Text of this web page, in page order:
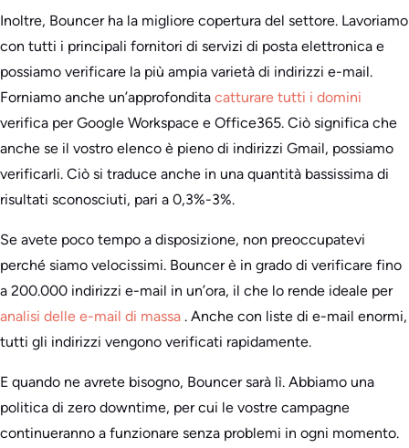
Inoltre, Bouncer ha la migliore copertura del settore. Lavoriamo
con tutti i principali fornitori di servizi di posta elettronica e
possiamo verificare la più ampia varietà di indirizzi e-mail.
Forniamo anche un’approfondita catturare tutti i domini
verifica per Google Workspace e Office365. Ciò significa che
anche se il vostro elenco è pieno di indirizzi Gmail, possiamo
verificarli. Ciò si traduce anche in una quantità bassissima di
risultati sconosciuti, pari a 0,3%-3%.
Se avete poco tempo a disposizione, non preoccupatevi
perché siamo velocissimi. Bouncer è in grado di verificare fino
a 200.000 indirizzi e-mail in un’ora, il che lo rende ideale per
analisi delle e-mail di massa . Anche con liste di e-mail enormi,
tutti gli indirizzi vengono verificati rapidamente.
E quando ne avrete bisogno, Bouncer sarà lì. Abbiamo una
politica di zero downtime, per cui le vostre campagne
continueranno a funzionare senza problemi in ogni momento.